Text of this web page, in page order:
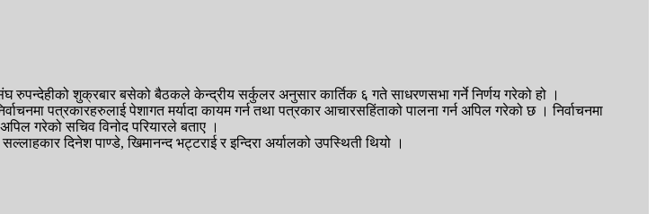
शुक्रबार बसेको बैठकले केन्द्रीय सर्कुलर अनुसार कार्तिक ६ गते साधरणसभा गर्ने निर्णय गरेको हो ।
पत्रकारहरुलाई पेशागत मर्यादा कायम गर्न तथा पत्रकार आचारसहिंताको पालना गर्न अपिल गरेको छ । निर्वाचनमा
अपिल गरेको सचिव विनोद परियारले बताए ।
दिनेश पाण्डे, खिमानन्द भट्टराई र इन्दिरा अर्यालको उपस्थिती थियो ।